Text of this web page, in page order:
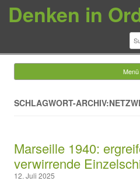
Denken in
Menü
SCHLAGWORT-
Marseille 1940:
verwirrende
12. Juli 2025